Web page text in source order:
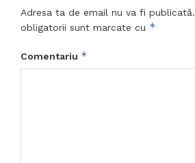
Adresa ta de email nu va fi publicată.
obligatorii sunt marcate cu *
Comentariu *